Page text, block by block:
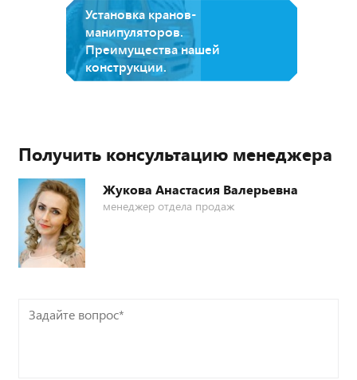
Установка кранов-
манипуляторов.
Преимущества нашей
конструкции.
Получить консультацию менеджера
Жукова Анастасия Валерьевна
менеджер отдела продаж
Задайте
вопрос*